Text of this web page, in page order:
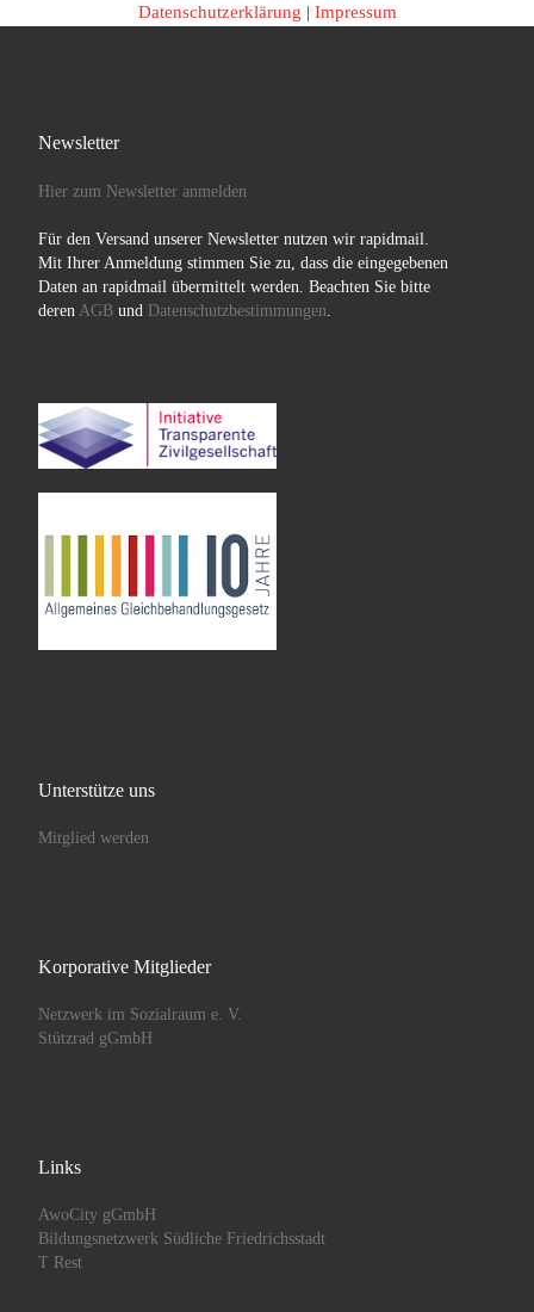
Datenschutzerklärung | Impressum
Newsletter
Hier zum Newsletter anmelden
Für den Versand unserer Newsletter nutzen wir rapidmail.
Mit Ihrer Anmeldung stimmen Sie zu, dass die eingegebenen
Daten an rapidmail übermittelt werden. Beachten Sie bitte
deren AGBund Datenschutzbestimmungen
Unterstütze uns
Mitglied werden
Korporative Mitglieder
Netzwerk im Sozialraum e. V.
Stützrad gGmbH
Links
AwoCity gGmbH
Bildungsnetzwerk Südliche Friedrichsstadt
T Rest